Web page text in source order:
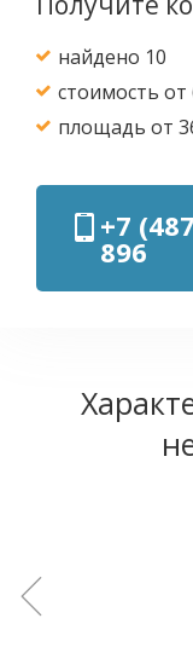
найдено 10
стоимость от
площадь от
+7
896